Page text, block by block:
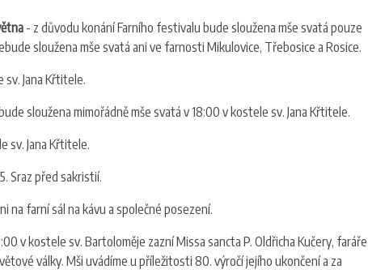
- z důvodu konání Farního festivalu bude sloužena mše svatá pouze
sloužena mše svatá ani ve farnosti Mikulovice, Třebosice a Rosice.
Jana Křtitele.
sloužena mimořádně mše svatá v 18:00 v kostele sv. Jana Křtitele.
sv. Jana Křtitele.
Sraz před sakristií.
na farní sál na kávu a společné posezení.
v kostele sv. Bartoloměje zazní Missa sancta P. Oldřicha Kučery, faráře
války. Mši uvádíme u příležitosti 80. výročí jejího ukončení a za